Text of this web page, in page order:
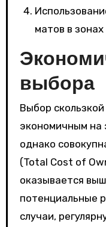
матов в
выбора
Выбор
экономичным на
однако
(Total Cost of
оказывается
потенциальные
случаи,